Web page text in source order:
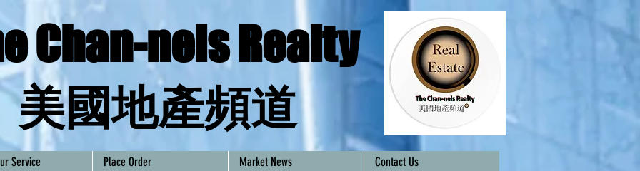
Chan-nels Realty
​美國地產頻道
Service Place Order Market News Contact Us